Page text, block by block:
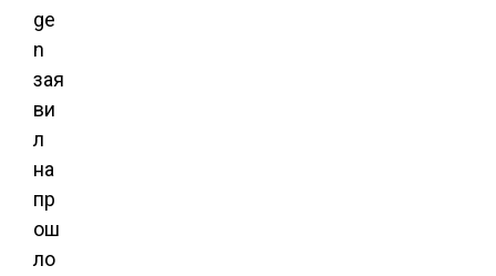
ge
n
зая
ви
л
на
пр
ош
ло